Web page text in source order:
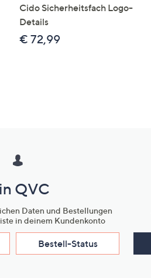
Cido Sicherheitsfach Logo-
Details
€ 72,99
QVC
Daten und Bestellungen
in deinem Kundenkonto
Bestell-Status